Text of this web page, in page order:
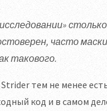
часто
такового.
тем не менее
код и в самом